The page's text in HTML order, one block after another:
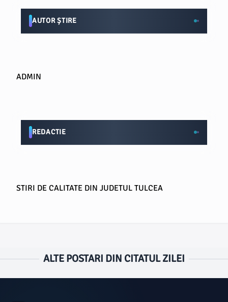
AUTOR ȘTIRE
ADMIN
REDACTIE
STIRI DE CALITATE DIN JUDETUL TULCEA
ALTE POSTARI DIN CITATUL ZILEI